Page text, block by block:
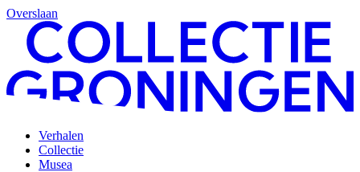
Overslaan
Verhalen
Collectie
Musea